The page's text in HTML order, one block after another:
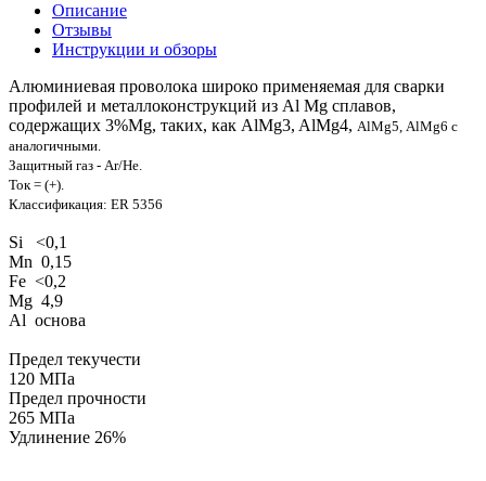
Описание
Отзывы
Инструкции и обзоры
Алюминиевая проволока широко применяемая для сварки
профилей и металлоконструкций из Al Mg сплавов,
содержащих 3%Mg, таких, как AlMg3, AlMg4, AlMg5, AlMg6 с
аналогичными.
Защитный газ - Ar/He.
Ток = (+).
Классификация: ER 5356
Si <0,1
Mn 0,15
Fe <0,2
Mg 4,9
Al основа
Предел текучести
120 МПа
Предел прочности
265 МПа
Удлинение 26%